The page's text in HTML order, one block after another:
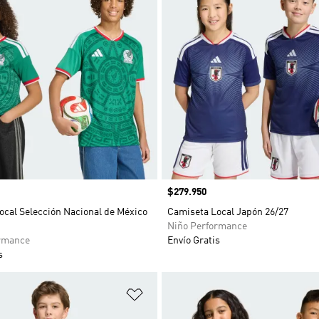
Selección Nacional de México
Precio
$279.950
Camiseta Local Japón 26/27
Niño Performance
Envío Gratis
de deseos Añadir a la lista de deseos